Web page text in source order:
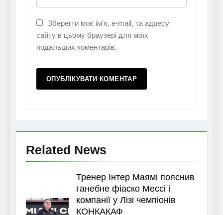
Зберегти моє ім'я, e-mail, та адресу
сайту в цьому браузері для моїх
подальших коментарів.
Related News
Тренер Інтер Маямі пояснив
ганебне фіаско Мессі і
компанії у Лізі чемпіонів
КОНКАКАФ